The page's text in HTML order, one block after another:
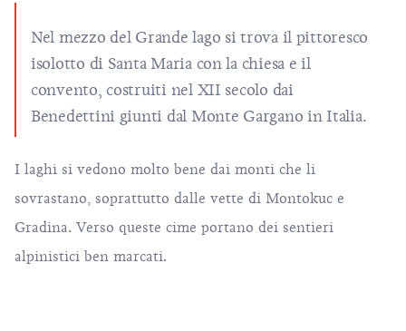
Nel mezzo del Grande lago si trova il pittoresco
isolotto di Santa Maria con la chiesa e il
convento, costruiti nel XII secolo dai
Benedettini giunti dal Monte Gargano in Italia.
I laghi si vedono molto bene dai monti che li
sovrastano, soprattutto dalle vette di Montokuc e
Gradina. Verso queste cime portano dei sentieri
alpinistici ben marcati.